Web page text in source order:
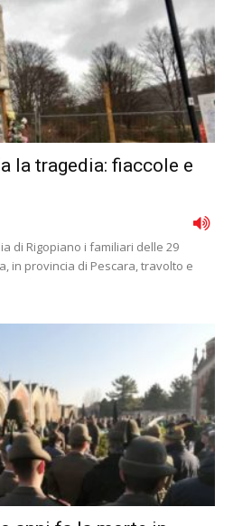
la tragedia: fiaccole e
di Rigopiano i familiari delle 29
in provincia di Pescara, travolto e